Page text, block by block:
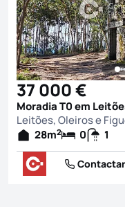
37 000 €
Leitões, Oleiros e
28m2 0 1
Contactar